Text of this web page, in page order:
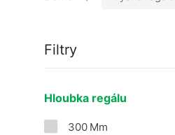
Filtry
Hloubka regálu
300 Mm